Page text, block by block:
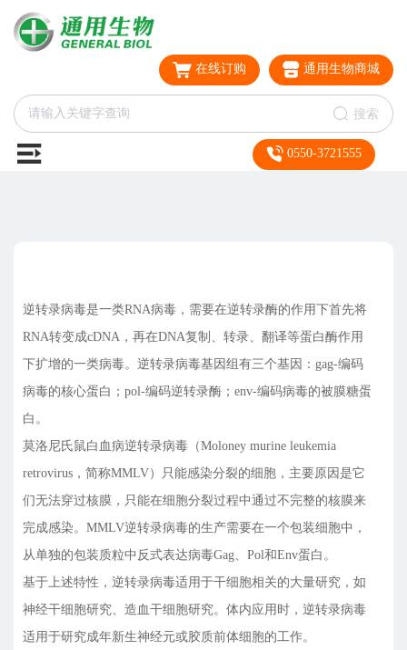
在线订购 通用生物商城
搜索
0550-3721555
逆转录病毒是一类RNA病毒，需要在逆转录酶的作用下首先将
RNA转变成cDNA，再在DNA复制、转录、翻译等蛋白酶作用
下扩增的一类病毒。逆转录病毒基因组有三个基因：gag-编码
病毒的核心蛋白；pol-编码逆转录酶；env-编码病毒的被膜糖蛋
白。
莫洛尼氏鼠白血病逆转录病毒（Moloney murine leukemia
retrovirus，简称MMLV）只能感染分裂的细胞，主要原因是它
们无法穿过核膜，只能在细胞分裂过程中通过不完整的核膜来
完成感染。MMLV逆转录病毒的生产需要在一个包装细胞中，
从单独的包装质粒中反式表达病毒Gag、Pol和Env蛋白。
基于上述特性，逆转录病毒适用于干细胞相关的大量研究，如
神经干细胞研究、造血干细胞研究。体内应用时，逆转录病毒
适用于研究成年新生神经元或胶质前体细胞的工作。